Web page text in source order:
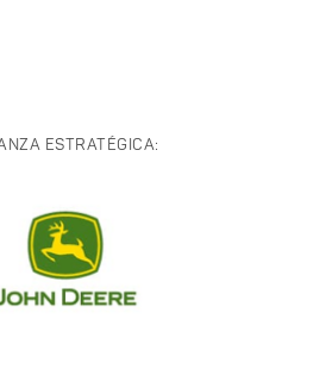
ESTRATÉGICA: